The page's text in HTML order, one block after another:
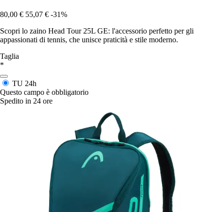
80,00 € 55,07 € -31%
Scopri lo zaino Head Tour 25L GE: l'accessorio perfetto per gli
appassionati di tennis, che unisce praticità e stile moderno.
Taglia
*
TU 24h
Questo campo è obbligatorio
Spedito in 24 ore